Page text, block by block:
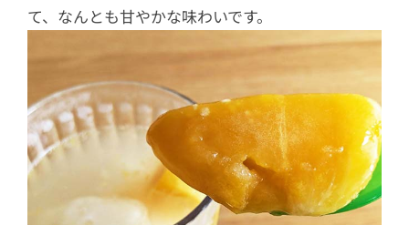
て、なんとも甘やかな味わいです。